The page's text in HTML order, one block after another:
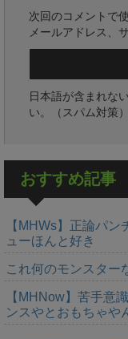
次回のコメントで
メールアドレス、
日本語が含まれな
い。（スパム対策）
おすすめ記事
【MHWs】正論パ
ューほんと好き
これ何のモンスター
【MHNow】苦手意
ンスやとおもちゃや